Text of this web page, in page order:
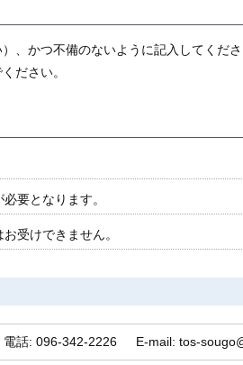
、かつ不備のないように記入してくだ
ださい。
要となります。
受けできません。
電話: 096-342-2226 E-mail: tos-